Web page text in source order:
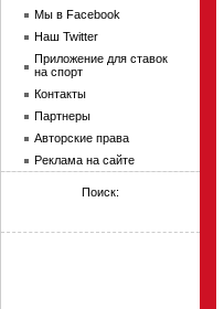
Мы в Facebook
Наш Twitter
Приложение для ставок
на спорт
Контакты
Партнеры
Авторские права
Реклама на сайте
Поиск: